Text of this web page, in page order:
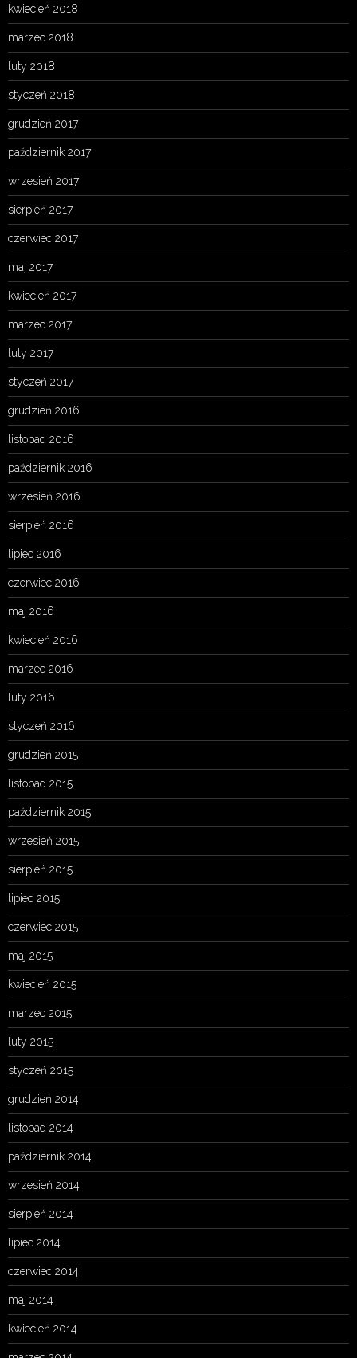
kwiecień 2018
marzec 2018
luty 2018
styczeń 2018
grudzień 2017
październik 2017
wrzesień 2017
sierpień 2017
czerwiec 2017
maj 2017
kwiecień 2017
marzec 2017
luty 2017
styczeń 2017
grudzień 2016
listopad 2016
październik 2016
wrzesień 2016
sierpień 2016
lipiec 2016
czerwiec 2016
maj 2016
kwiecień 2016
marzec 2016
luty 2016
styczeń 2016
grudzień 2015
listopad 2015
październik 2015
wrzesień 2015
sierpień 2015
lipiec 2015
czerwiec 2015
maj 2015
kwiecień 2015
marzec 2015
luty 2015
styczeń 2015
grudzień 2014
listopad 2014
październik 2014
wrzesień 2014
sierpień 2014
lipiec 2014
czerwiec 2014
maj 2014
kwiecień 2014